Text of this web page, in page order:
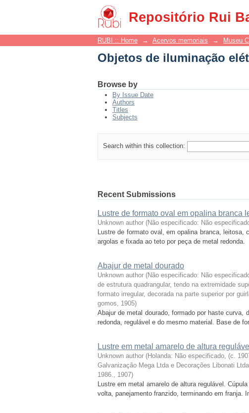
Repositório Rui
Objetos de iluminação
RUBI :: Home → Acervos memoriais → Museu
Objetos de iluminação
Browse by
By Issue Date
Authors
Titles
Subjects
Search within this collection:
Recent Submissions
Lustre de formato oval em opalina branca
Unknown author (Não especificado: Não
Lustre de formato oval, em opalina branca, leitosa,
argolas e fixada ao teto por peça de metal redonda.
Abajur de metal dourado
Unknown author (Não especificado: Não
de estrutura quadrangular, tendo na extremidade
formato irregular, decorada na parte superior por
gomos, 1905)
Abajur de metal dourado, formado por haste curva,
redonda, regulável e do mesmo material. Base de
Lustre em metal amarelo de altura regulável
Unknown author (Holanda: Não especificado, (c.
Galvanização Mega Ltda e Decorações Libonati
1986., 1907)
Lustre em metal amarelo de altura regulável.
volta, panejamento franzido, terminando em franja.